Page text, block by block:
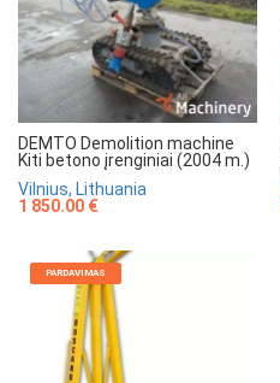
DEMTO Demolition machine
Kiti betono įrenginiai (2004 m.)
Vilnius, Lithuania
1 850.00 €
PARDAVIMAS